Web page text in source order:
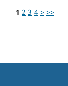
1 2 3 4 > >>